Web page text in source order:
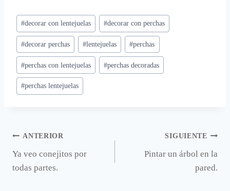
Etiquetas
de
la
entrada:
#decorar con lentejuelas #decorar con perchas
#decorar perchas #lentejuelas #perchas
#perchas con lentejuelas #perchas decoradas
#perchas lentejuelas
Navegación
de
ANTERIOR
Ya veo conejitos por
todas partes.
SIGUIENTE
Pintar un árbol en la
pared.